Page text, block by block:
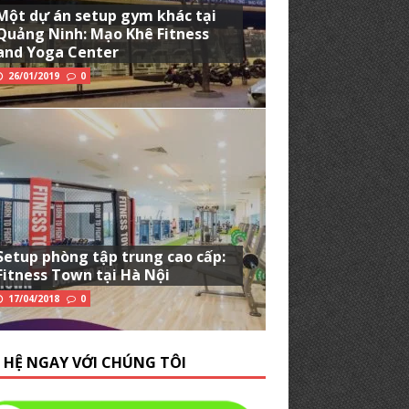
dự án setup gym khác tại
Ninh: Mạo Khê Fitness
Yoga Center
26/01/2019 0
phòng tập trung cao cấp:
Town tại Hà Nội
17/04/2018 0
HỆ NGAY VỚI CHÚNG TÔI